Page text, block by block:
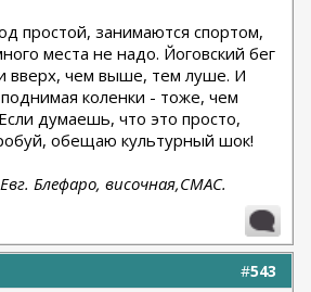
простой, занимаются спортом,
места не надо. Йоговский бег
вверх, чем выше, тем луше. И
коленки - тоже, чем
думаешь, что это просто,
обещаю культурный шок!
Блефаро, височная,СМАС.
#543